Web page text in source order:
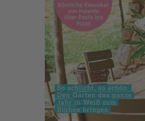
Zum Anfang der Bildergalerie springen
066293
Living at Home 08/